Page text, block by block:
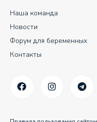
Наша команда
Новости
Форум для беременных
Контакты